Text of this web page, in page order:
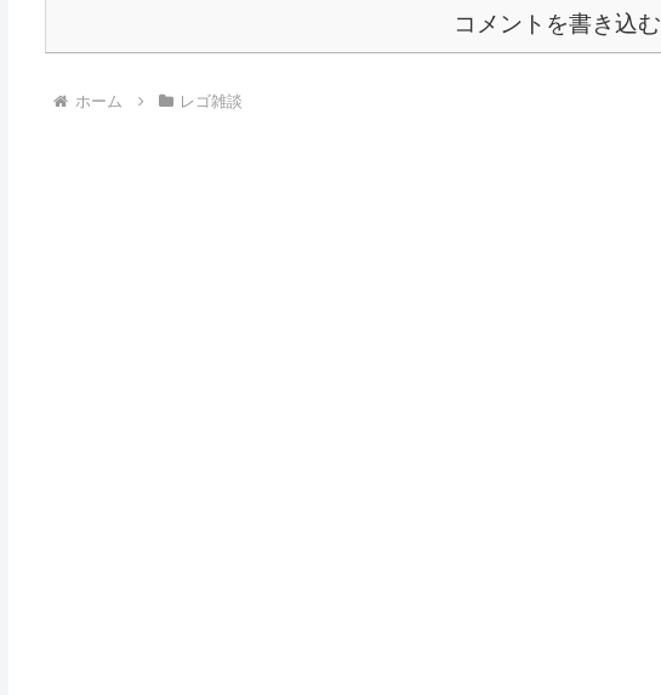
コメントを書き込む
ホーム レゴ雑談